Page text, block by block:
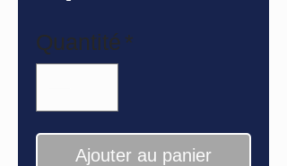
Quantité *
Ajouter au panier